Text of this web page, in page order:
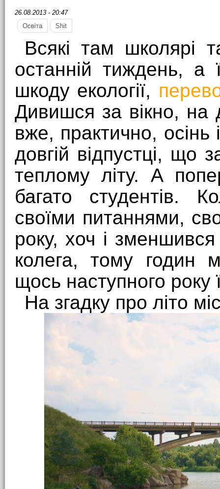
26.08.2013 - 20:47
Освіта
Shit
Всякі там школярі
останній тиждень, а
шкоду екології,
Дивишся за вікно, на
вже, практично,
довгій відпустці, що
теплому літу. А
багато студентів.
своїми питаннями,
року, хоч і
колега, тому годин
щось наступного року
На згадку про літо